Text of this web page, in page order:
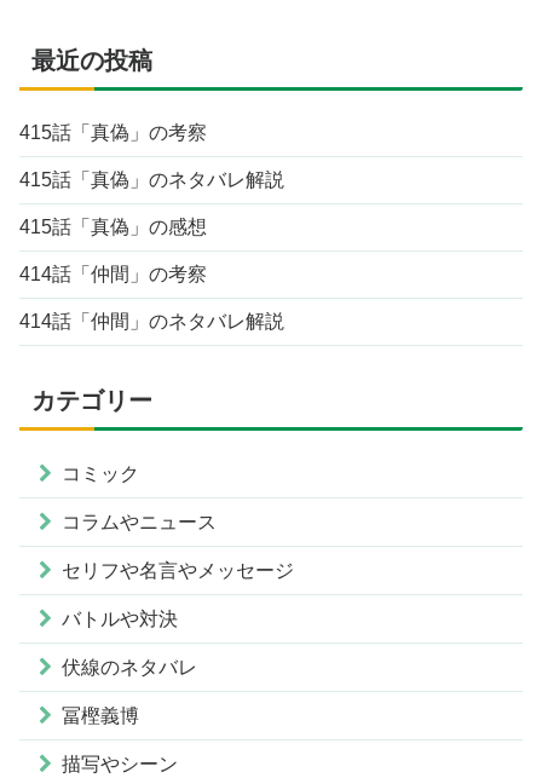
最近の投稿
415話「真偽」の考察
415話「真偽」のネタバレ解説
415話「真偽」の感想
414話「仲間」の考察
414話「仲間」のネタバレ解説
カテゴリー
コミック
コラムやニュース
セリフや名言やメッセージ
バトルや対決
伏線のネタバレ
冨樫義博
描写やシーン